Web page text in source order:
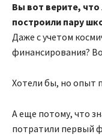
Вы вот верите,
построили пару
Даже с учетом
финансирования?
Хотели бы, но опыт
А еще потому, что
потратили первый